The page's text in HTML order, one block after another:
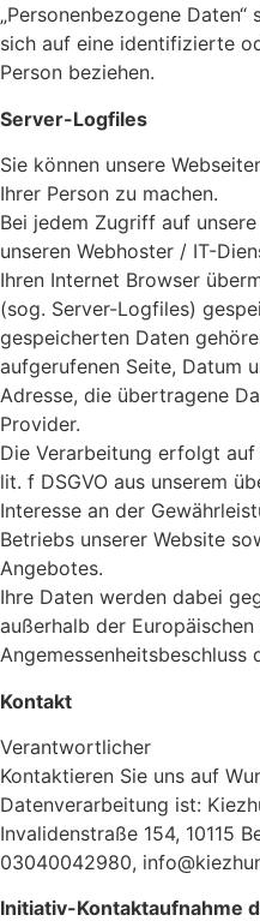
„Personenbezogene
sich auf eine identifizierte
Person beziehen.
Server-Logfiles
Sie können unsere
Ihrer Person zu machen.
Bei jedem Zugriff auf
unseren Webhoster / IT-
Ihren Internet Browser
(sog. Server-Logfiles)
gespeicherten Daten
aufgerufenen Seite, Datum
Adresse, die übertragene
Provider.
Die Verarbeitung erfolgt
lit. f DSGVO aus unserem
Interesse an der
Betriebs unserer Website
Angebotes.
Ihre Daten werden dabei
außerhalb der
Angemessenheitsbeschluss
Kontakt
Verantwortlicher
Kontaktieren Sie uns auf
Datenverarbeitung ist:
Invalidenstraße 154, 10115
03040042980,
Initiativ-Kontaktaufnahme